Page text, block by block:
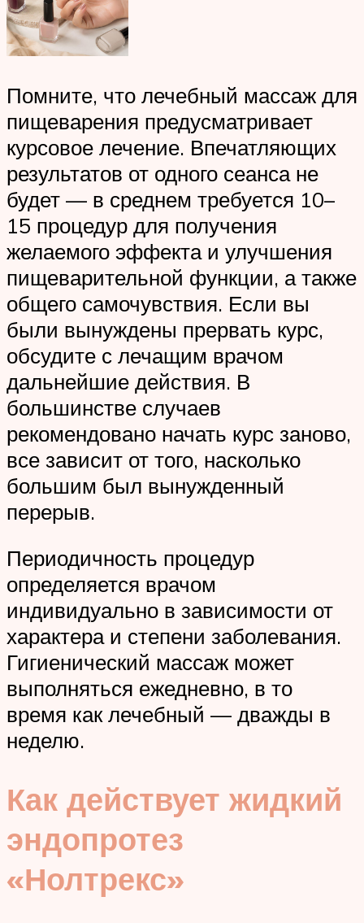
Помните, что лечебный массаж для
пищеварения предусматривает
курсовое лечение. Впечатляющих
результатов от одного сеанса не
будет — в среднем требуется 10–
15 процедур для получения
желаемого эффекта и улучшения
пищеварительной функции, а также
общего самочувствия. Если вы
были вынуждены прервать курс,
обсудите с лечащим врачом
дальнейшие действия. В
большинстве случаев
рекомендовано начать курс заново,
все зависит от того, насколько
большим был вынужденный
перерыв.
Периодичность процедур
определяется врачом
индивидуально в зависимости от
характера и степени заболевания.
Гигиенический массаж может
выполняться ежедневно, в то
время как лечебный — дважды в
неделю.
Как действует жидкий
эндопротез
«Нолтрекс»